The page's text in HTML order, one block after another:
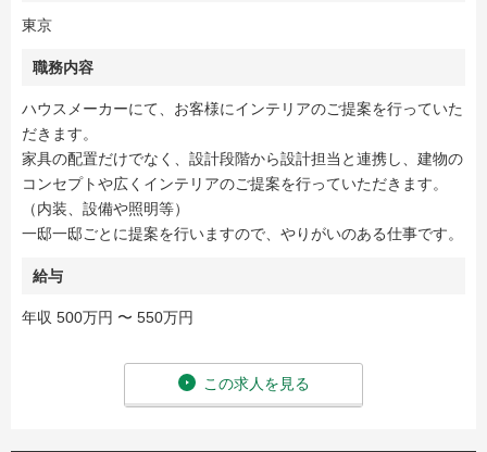
東京
職務内容
ハウスメーカーにて、お客様にインテリアのご提案を行っていた
だきます。
家具の配置だけでなく、設計段階から設計担当と連携し、建物の
コンセプトや広くインテリアのご提案を行っていただきます。
（内装、設備や照明等）
一邸一邸ごとに提案を行いますので、やりがいのある仕事です。
給与
年収 500万円 〜 550万円
この求人を見る